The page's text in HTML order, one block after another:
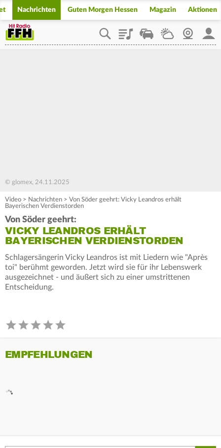
Nachrichten Guten Morgen Hessen Magazin Aktionen
PlaylistStaupilotWetterWebcam
© glomex, 24.11.2025
Video > Nachrichten > Von Söder geehrt: Vicky Leandros erhält
Bayerischen Verdienstorden
Von Söder geehrt:
VICKY LEANDROS ERHÄLT
BAYERISCHEN VERDIENSTORDEN
Schlagersängerin Vicky Leandros ist mit Liedern wie "Après
toi" berühmt geworden. Jetzt wird sie für ihr Lebenswerk
ausgezeichnet - und äußert sich zu einer umstrittenen
Entscheidung.
EMPFEHLUNGEN